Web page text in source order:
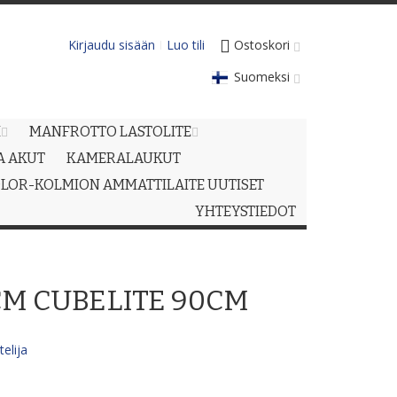
Ostoskori
Kirjaudu sisään
Luo tili
Suomeksi
MANFROTTO LASTOLITE
AKUT
KAMERALAUKUT
KOLMION AMMATTILAITE UUTISET
YHTEYSTIEDOT
CUBELITE 90CM